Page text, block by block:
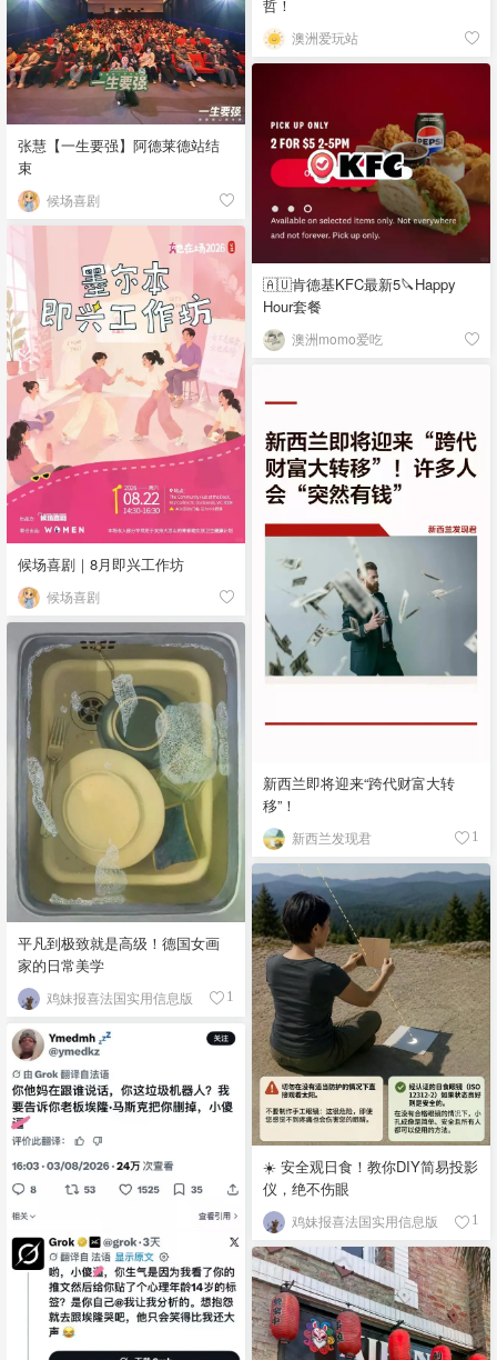
哲！
澳洲爱玩站
张慧【一生要强】阿德莱德站结
束
候场喜剧
🇦🇺肯德基KFC最新5🔪Happy
Hour套餐
澳洲momo爱吃
候场喜剧｜8月即兴工作坊
候场喜剧
新西兰即将迎来“跨代财富大转
移”！
新西兰发现君 1
平凡到极致就是高级！德国女画
家的日常美学
鸡妹报喜法国实用信息版 1
☀️ 安全观日食！教你DIY简易投影
仪，绝不伤眼
鸡妹报喜法国实用信息版 1